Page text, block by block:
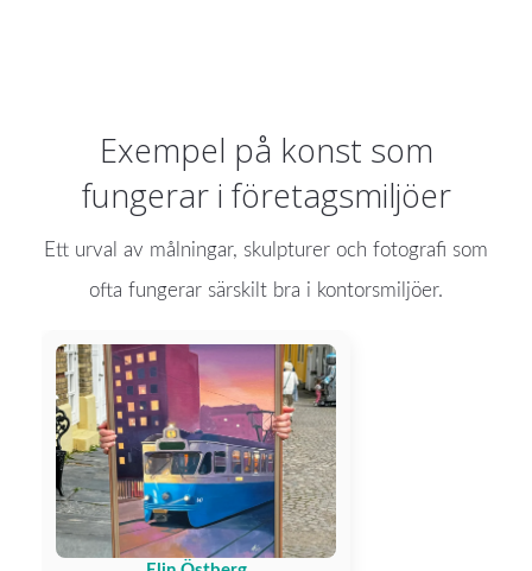
Exempel på konst som
fungerar i företagsmiljöer
Ett urval av målningar, skulpturer och fotografi som
ofta fungerar särskilt bra i kontorsmiljöer.